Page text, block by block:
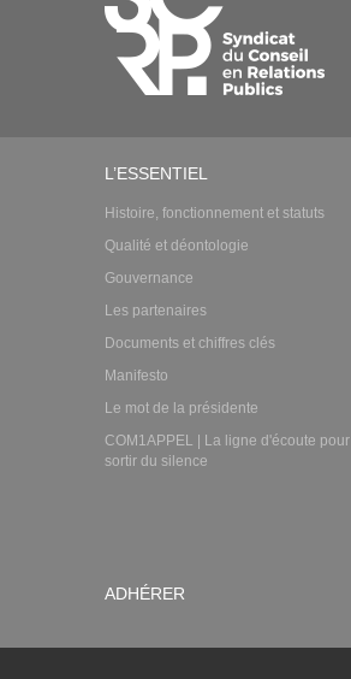
L’ESSENTIEL
Histoire, fonctionnement et statuts
Qualité et déontologie
Gouvernance
Les partenaires
Documents et chiffres clés
Manifesto
Le mot de la présidente
COM1APPEL | La ligne d'écoute pour
sortir du silence
ADHÉRER